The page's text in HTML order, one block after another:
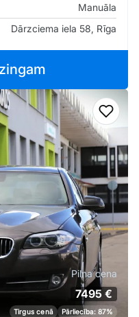
Manuāla
Dārzciema iela 58, Rīga
Pilna cena
7495 €
Tirgus cenā Pārliecība: 87%